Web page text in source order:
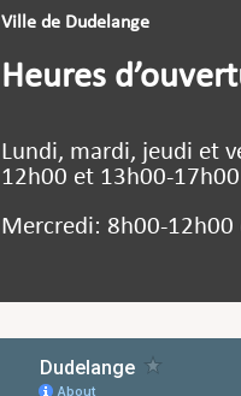
Ville de Dudelange
Heures
Lundi, mardi, jeudi et
12h00 et 13h00-17h00
Mercredi: 8h00-